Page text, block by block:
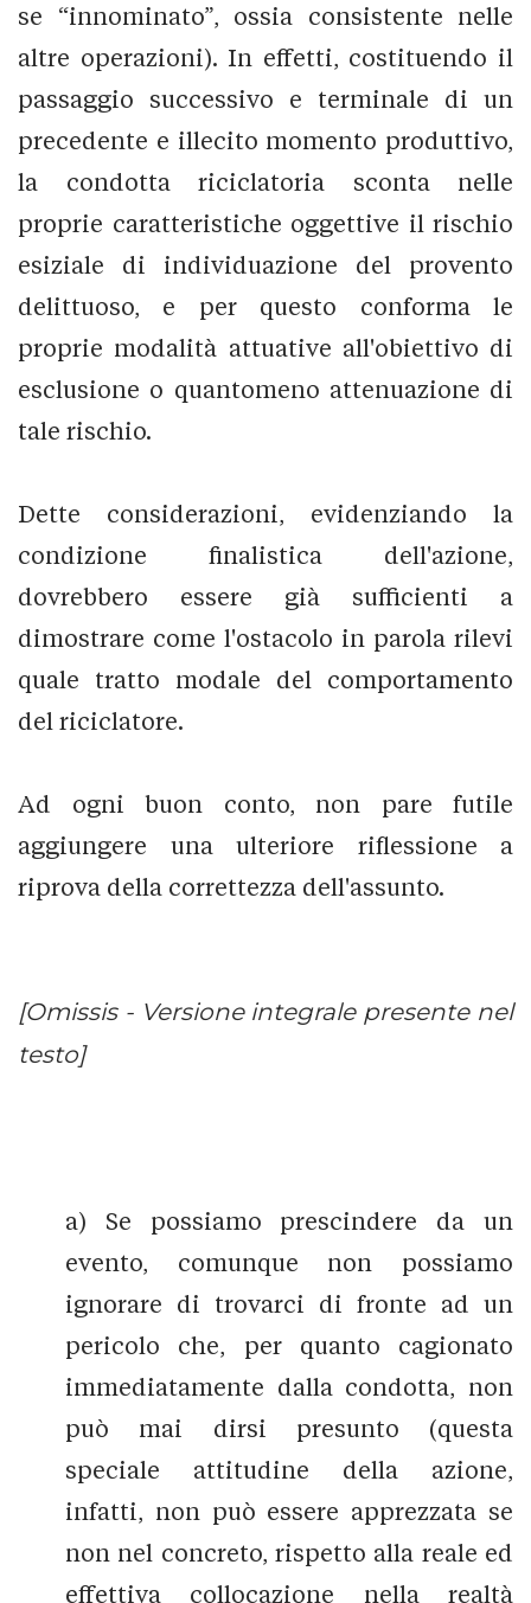
se “innominato”, ossia consistente nelle
altre operazioni). In effetti, costituendo il
passaggio successivo e terminale di un
precedente e illecito momento produttivo,
la condotta riciclatoria sconta nelle
proprie caratteristiche oggettive il rischio
esiziale di individuazione del provento
delittuoso, e per questo conforma le
proprie modalità attuative all'obiettivo di
esclusione o quantomeno attenuazione di
tale rischio.
Dette considerazioni, evidenziando la
condizione finalistica dell'azione,
dovrebbero essere già sufficienti a
dimostrare come l'ostacolo in parola rilevi
quale tratto modale del comportamento
del riciclatore.
Ad ogni buon conto, non pare futile
aggiungere una ulteriore riflessione a
riprova della correttezza dell'assunto.
[Omissis - Versione integrale presente nel
testo]
a) Se possiamo prescindere da un
evento, comunque non possiamo
ignorare di trovarci di fronte ad un
pericolo che, per quanto cagionato
immediatamente dalla condotta, non
può mai dirsi presunto (questa
speciale attitudine della azione,
infatti, non può essere apprezzata se
non nel concreto, rispetto alla reale ed
effettiva collocazione nella realtà